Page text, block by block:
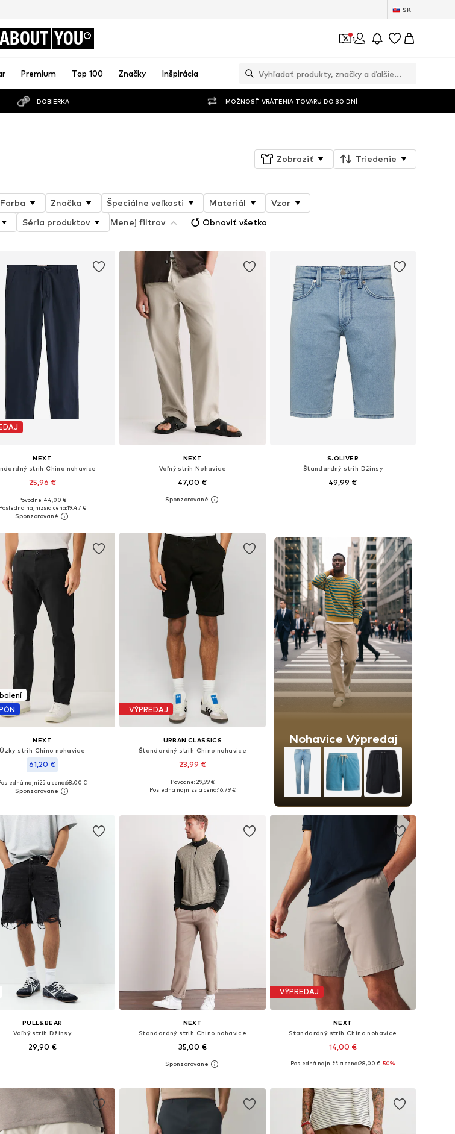
SK
ABOUT YOU 1
Premium Top 100 Značky Inšpirácia
DOBIERKA MOŽNOSŤ VRÁTENIA TOVARU DO 30 DNÍ
Zobraziť Triedenie
Farba Značka Špeciálne veľkosti Materiál
Vzor
Séria produktov Menej filtrov Obnoviť všetko
NEXT
strih Chino nohavice
25,96 €
v mnohých veľkostiach
Pridať do košíka
Pôvodne: 44,00 €
Posledná najnižšia cena:19,47 €
NEXT
Voľný strih Nohavice
47,00 €
Dostupné v mnohých veľkostiach
S.OLIVER
Štandardný strih Džínsy
49,99 €
NEXT
Úzky strih Chino nohavice
61,20 €
v mnohých veľkostiach
najnižšia cena:68,00 €
VÝPREDAJ
URBAN CLASSICS
Štandardný strih Chino nohavice
23,99 €
Pôvodne: 29,99 €
Posledná najnižšia cena:16,79 €
Nohavice Výpredaj
PULL&BEAR
Voľný strih Džínsy
29,90 €
NEXT
Štandardný strih Chino nohavice
35,00 €
+ 5
Dostupné v mnohých veľkostiach
VÝPREDAJ
NEXT
Štandardný strih Chino nohavice
14,00 €
Dostupné veľkosti: 60 x krátke
Posledná najnižšia cena:28,00 €-50%